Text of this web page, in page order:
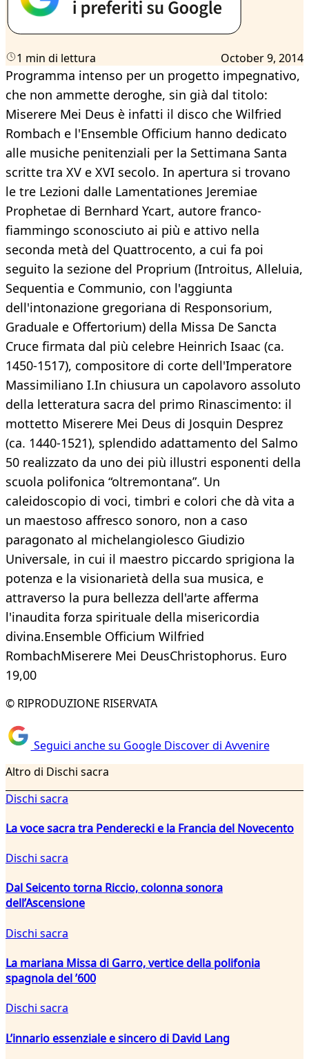
1 min di lettura October 9, 2014
Programma intenso per un progetto impegnativo,
che non ammette deroghe, sin già dal titolo:
Miserere Mei Deus è infatti il disco che Wilfried
Rombach e l'Ensemble Officium hanno dedicato
alle musiche penitenziali per la Settimana Santa
scritte tra XV e XVI secolo. In apertura si trovano
le tre Lezioni dalle Lamentationes Jeremiae
Prophetae di Bernhard Ycart, autore franco-
fiammingo sconosciuto ai più e attivo nella
seconda metà del Quattrocento, a cui fa poi
seguito la sezione del Proprium (Introitus, Alleluia,
Sequentia e Communio, con l'aggiunta
dell'intonazione gregoriana di Responsorium,
Graduale e Offertorium) della Missa De Sancta
Cruce firmata dal più celebre Heinrich Isaac (ca.
1450-1517), compositore di corte dell'Imperatore
Massimiliano I.In chiusura un capolavoro assoluto
della letteratura sacra del primo Rinascimento: il
mottetto Miserere Mei Deus di Josquin Desprez
(ca. 1440-1521), splendido adattamento del Salmo
50 realizzato da uno dei più illustri esponenti della
scuola polifonica “oltremontana”. Un
caleidoscopio di voci, timbri e colori che dà vita a
un maestoso affresco sonoro, non a caso
paragonato al michelangiolesco Giudizio
Universale, in cui il maestro piccardo sprigiona la
potenza e la visionarietà della sua musica, e
attraverso la pura bellezza dell'arte afferma
l'inaudita forza spirituale della misericordia
divina.Ensemble Officium Wilfried
RombachMiserere Mei DeusChristophorus. Euro
19,00
© RIPRODUZIONE RISERVATA
Seguici anche su Google Discover di Avvenire
Altro di Dischi sacra
Dischi sacra
La voce sacra tra Penderecki e la Francia del Novecento
Dischi sacra
Dal Seicento torna Riccio, colonna sonora
dell’Ascensione
Dischi sacra
La mariana Missa di Garro, vertice della polifonia
spagnola del ’600
Dischi sacra
L’innario essenziale e sincero di David Lang